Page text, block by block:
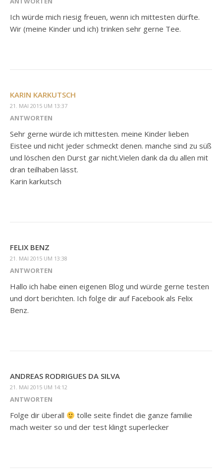
Ich würde mich riesig freuen, wenn ich mittesten dürfte.
Wir (meine Kinder und ich) trinken sehr gerne Tee.
KARIN KARKUTSCH
21. MAI 2015 UM 13:37
ANTWORTEN
Sehr gerne würde ich mittesten. meine Kinder lieben
Eistee und nicht jeder schmeckt denen. manche sind zu süß
und löschen den Durst gar nicht.Vielen dank da du allen mit
dran teilhaben lässt.
Karin karkutsch
FELIX BENZ
21. MAI 2015 UM 13:38
ANTWORTEN
Hallo ich habe einen eigenen Blog und würde gerne testen
und dort berichten. Ich folge dir auf Facebook als Felix
Benz.
ANDREAS RODRIGUES DA SILVA
21. MAI 2015 UM 14:12
ANTWORTEN
Folge dir überall
tolle seite findet die ganze familie
mach weiter so und der test klingt superlecker